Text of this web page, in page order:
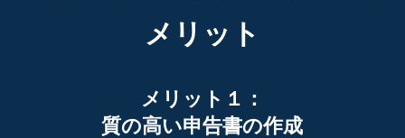
メリット
メリット１：
質の高い申告書の作成